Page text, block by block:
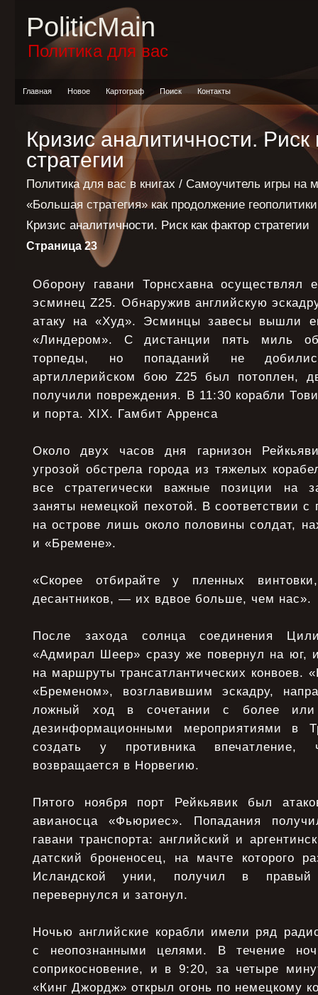
PoliticMain
Политика для вас
Главная Новое Картограф Поиск Контакты
Кризис аналитичности. Риск
стратегии
Политика для вас в книгах / Самоучитель игры на
«Большая стратегия» как продолжение
Кризис аналитичности. Риск как фактор стратегии
Страница 23
Оборону гавани Торнсхавна осуществлял
эсминец Z25. Обнаружив английскую
атаку на «Худ». Эсминцы завесы вышли
«Линдером». С дистанции пять миль
торпеды, но попаданий не
артиллерийском бою Z25 был потоплен,
получили повреждения. В 11:30 корабли
и порта. XIX. Гамбит Арренса
Около двух часов дня гарнизон
угрозой обстрела города из тяжелых
все стратегически важные позиции на
заняты немецкой пехотой. В соответствии
на острове лишь около половины солдат,
и «Бремене».
«Скорее отбирайте у пленных
десантников, — их вдвое больше, чем нас».
После захода солнца соединения
«Адмирал Шеер» сразу же повернул на юг,
на маршруты трансатлантических конвоев.
«Бременом», возглавившим эскадру,
ложный ход в сочетании с более или
дезинформационными мероприятиями в
создать у противника
возвращается в Норвегию.
Пятого ноября порт Рейкьявик был
авианосца «Фьюриес». Попадания
гавани транспорта: английский и
датский броненосец, на мачте которого
Исландской унии, получил в
перевернулся и затонул.
Ночью английские корабли имели ряд
с неопознанными целями. В течение
соприкосновение, и в 9:20, за четыре
«Кинг Джордж» открыл огонь по немецкому